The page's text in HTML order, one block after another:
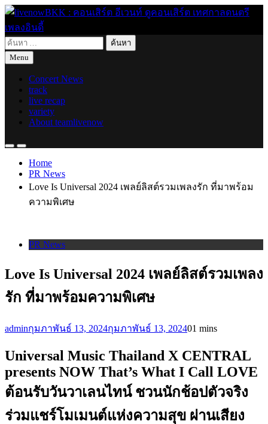
Skip
content
livenowBKK : คอนเสิร์ต อีเวนท์ ดูคอนเสิร์ต เทศกาลดนตรี เพลง
อินดี้
live for today
ค้นหา
สำหรับ:
Menu
Concert News
track
live recap
variety
About teamlivenow
Home
PR News
Love Is Universal 2024 เพลย์ลิสต์รวมเพลงรัก ที่มาพร้อม
ความพิเศษ
PR News
Love Is Universal 2024 เพลย์ลิสต์รวมเพลง
รัก ที่มาพร้อมความพิเศษ
adminกุมภาพันธ์ 13, 2024กุมภาพันธ์ 13, 202401 mins
Universal Music Thailand X CENTRAL
presents NOW That’s What I Call LOVE
ต้อนรับวันวาเลนไทน์ ชวนนักช้อปตัวจริง
ร่วมแชร์โมเมนต์แห่งความสุข ผ่านเสียง